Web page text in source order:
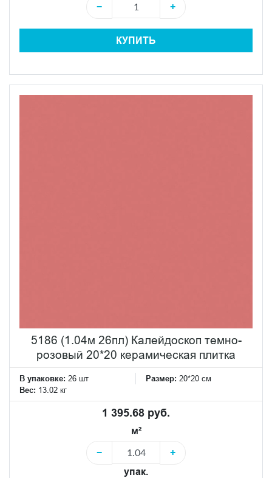
−
+
КУПИТЬ
5186 (1.04м 26пл) Калейдоскоп темно-
розовый 20*20 керамическая плитка
В упаковке: 26 шт Размер: 20*20 см
Вес: 13.02 кг
1 395.68 руб.
м²
−
+
упак.